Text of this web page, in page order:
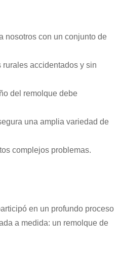
nosotros con un conjunto de
accidentados y sin
del remolque debe
una amplia variedad de
complejos problemas.
en un profundo proceso
a medida: un remolque de